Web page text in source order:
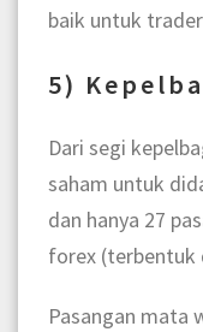
baik untuk
5)
Dari segi
saham untuk
dan hanya 27
forex (terbentuk
Pasangan mata